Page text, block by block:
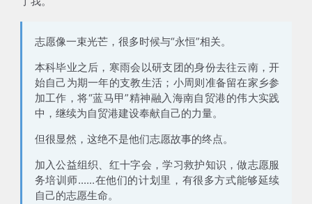
志愿像一束光芒，很多时候与“永恒”相关。
本科毕业之后，寒雨会以研支团的身份去往云南，开
始自己为期一年的支教生活；小周则准备留在家乡参
加工作，将“蓝马甲”精神融入海南自贸港的伟大实践
中，继续为自贸港建设奉献自己的力量。
但很显然， 这绝不是他们志愿故事的终点。
加入公益组织、红十字会，学习救护知识，做志愿服
务培训师......在他们的计划里，有很多方式能够延续
自己的志愿生命。